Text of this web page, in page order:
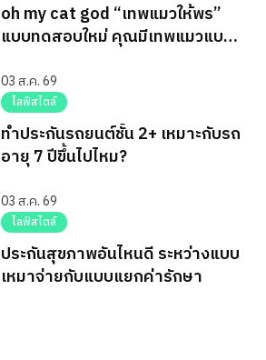
oh my cat god “เทพแมวให้พร”
แบบทดสอบใหม่ คุณมีเทพแมวแบบ
03 ส.ค. 69
ไลฟ์สไตล์
ทำประกันรถยนต์ชั้น 2+ เหมาะกับรถ
อายุ 7 ปีขึ้นไปไหม?
03 ส.ค. 69
ไลฟ์สไตล์
ประกันสุขภาพอันไหนดี ระหว่างแบบ
เหมาจ่ายกับแบบแยกค่ารักษา